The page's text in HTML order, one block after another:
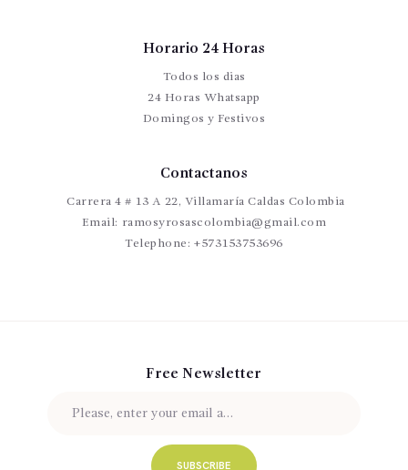
Horario 24 Horas
Todos los dias
24 Horas Whatsapp
Domingos y Festivos
Contactanos
Carrera 4 # 13 A 22, Villamaría Caldas Colombia
Email: ramosyrosascolombia@gmail.com
Telephone: +573153753696
Free Newsletter